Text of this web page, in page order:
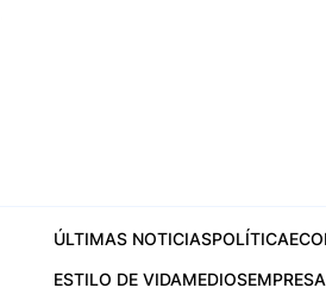
ÚLTIMAS NOTICIASPOLÍTICA
ESTILO DE VIDAMEDIOS